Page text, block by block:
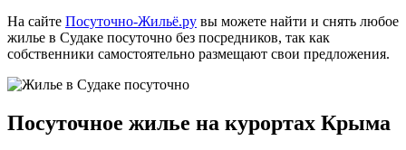
На сайте Посуточно-Жильё.ру вы можете найти и снять любое
жилье в Судаке посуточно без посредников, так как
собственники самостоятельно размещают свои предложения.
Посуточное жилье на курортах Крыма